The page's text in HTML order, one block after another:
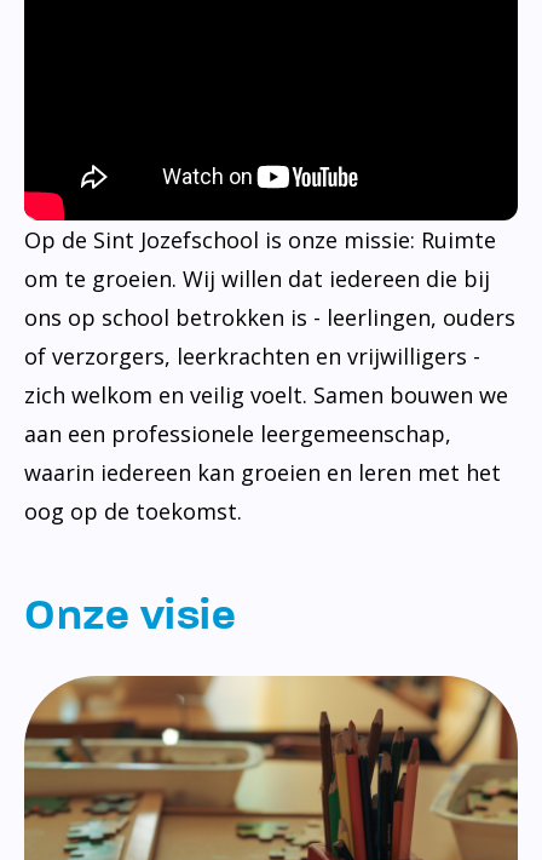
Op de Sint Jozefschool is onze missie: Ruimte
om te groeien. Wij willen dat iedereen die bij
ons op school betrokken is - leerlingen, ouders
of verzorgers, leerkrachten en vrijwilligers -
zich welkom en veilig voelt. Samen bouwen we
aan een professionele leergemeenschap,
waarin iedereen kan groeien en leren met het
oog op de toekomst.
Onze visie